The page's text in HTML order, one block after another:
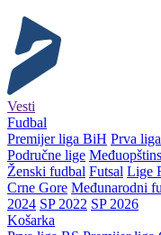
Vesti
Fudbal
Premijer liga BiH Prva
Područne lige
Ženski fudbal Futsal Lige
Crne Gore Međunarodni
2024 SP 2022 SP 2026
Košarka